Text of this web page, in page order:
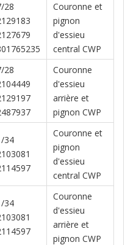
28
Couronne et
pignon
d'essieu
central CWP
28
Couronne
d'essieu
arrière et
pignon CWP
34
Couronne et
pignon
d'essieu
central CWP
34
Couronne
d'essieu
arrière et
pignon CWP